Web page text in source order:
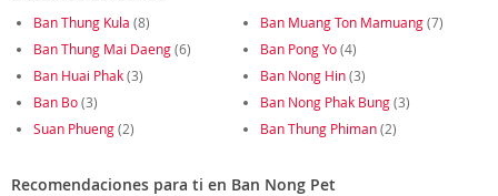
Ban Thung Kula (8) Ban Muang Ton Mamuang(7)
Ban Thung Mai Daeng(6) Ban Pong Yo(4)
Ban Huai Phak(3) Ban Nong Hin(3)
Ban Bo(3) Ban Nong Phak Bung(3)
Suan Phueng(2) Ban Thung Phiman(2)
Recomendaciones para ti en Ban Nong Pet